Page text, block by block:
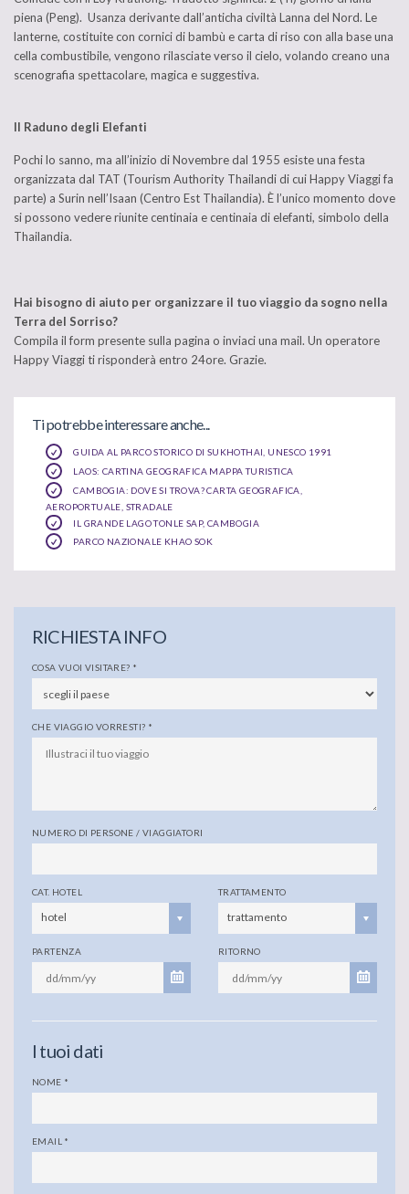
piena (Peng). Usanza derivante dall’anticha civiltà Lanna del Nord. Le
lanterne, costituite con cornici di bambù e carta di riso con alla base una
cella combustibile, vengono rilasciate verso il cielo, volando creano una
scenografia spettacolare, magica e suggestiva.
Il Raduno degli Elefanti
Pochi lo sanno, ma all’inizio di Novembre dal 1955 esiste una festa
organizzata dal TAT (Tourism Authority Thailandi di cui Happy Viaggi fa
parte) a Surin nell’Isaan (Centro Est Thailandia). È l’unico momento dove
si possono vedere riunite centinaia e centinaia di elefanti, simbolo della
Thailandia.
Hai bisogno di aiuto per organizzare il tuo viaggio da sogno nella
Terra del Sorriso?
Compila il form presente sulla pagina o inviaci una mail. Un operatore
Happy Viaggi ti risponderà entro 24ore. Grazie.
Ti potrebbe interessare anche...
GUIDA AL PARCO STORICO DI SUKHOTHAI, UNESCO 1991
LAOS: CARTINA GEOGRAFICA MAPPA TURISTICA
CAMBOGIA: DOVE SI TROVA? CARTA GEOGRAFICA,
AEROPORTUALE, STRADALE
IL GRANDE LAGO TONLE SAP, CAMBOGIA
PARCO NAZIONALE KHAO SOK
RICHIESTA INFO
COSA VUOI VISITARE? *
CHE VIAGGIO VORRESTI? *
NUMERO DI PERSONE / VIAGGIATORI
CAT. HOTEL
hotel
TRATTAMENTO
trattamento
PARTENZA RITORNO
I tuoi dati
NOME *
EMAIL *